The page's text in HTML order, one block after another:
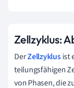
Zellzyklus:
DerZellzyklusist
teilungsfähigen
von Phasen, die